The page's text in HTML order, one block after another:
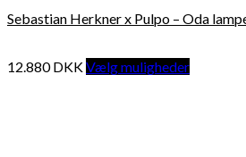
Sebastian Herkner x Pulpo – Oda
12.880DKKVælg muligheder